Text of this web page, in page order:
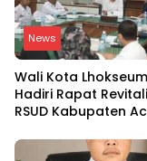
News
Wali Kota
Hadiri Rapat
RSUD Kabupaten
Kepemilikan RSU